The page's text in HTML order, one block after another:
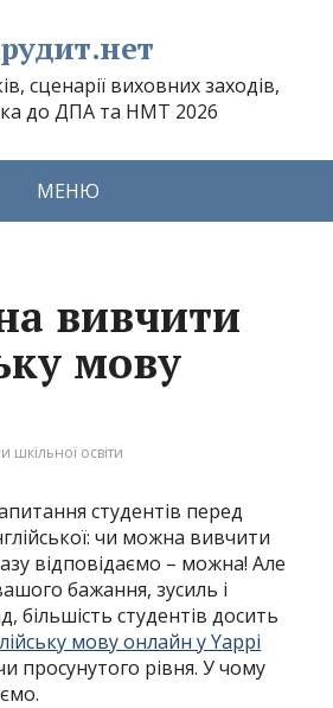
сценарії виховних заходів,
до ДПА та НМТ 2026
МЕНЮ
вивчити
мову
шкільної освіти
студентів перед
чи можна вивчити
відповідаємо – можна! Але
бажання, зусиль і
більшість студентів досить
мову онлайн у Yappi
просунутого рівня. У чому